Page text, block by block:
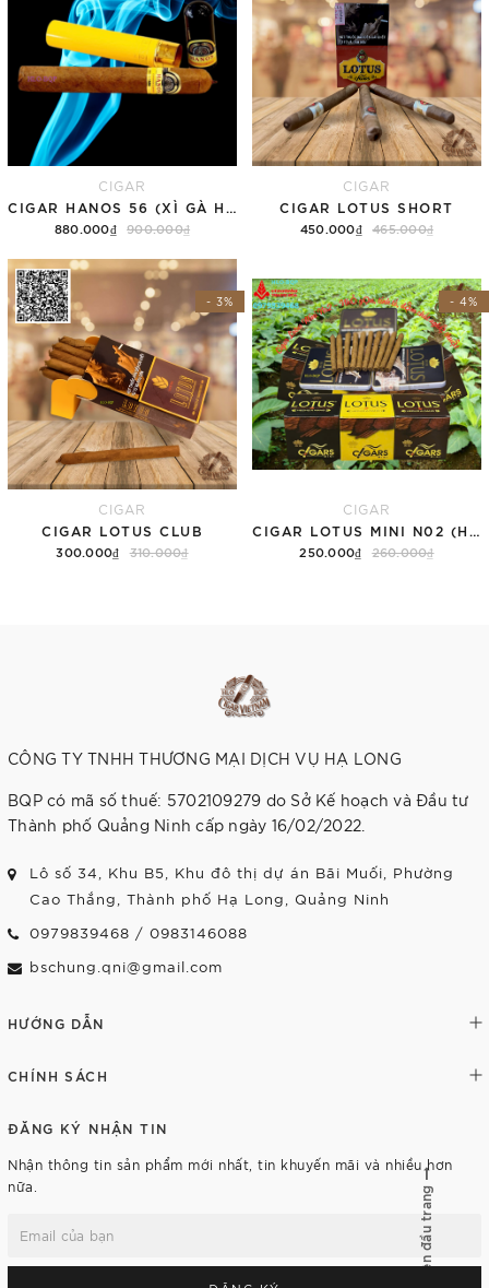
CIGAR
880.000₫ 900.000₫
Thêm vào giỏ hàng
CIGAR
CIGAR LOTUS SHORT
450.000₫ 465.000₫
- 3%
CIGAR
CIGAR LOTUS CLUB
300.000₫ 310.000₫
- 4%
CIGAR
250.000₫ 260.000₫
CÔNG TY TNHH THƯƠNG MẠI DỊCH VỤ HẠ LONG
BQP có mã số thuế: 5702109279 do Sở Kế hoạch và Đầu tư
Thành phố Quảng Ninh cấp ngày 16/02/2022.
Lô số 34, Khu B5, Khu đô thị dự án Bãi Muối, Phường
Cao Thắng, Thành phố Hạ Long, Quảng Ninh
0979839468 / 0983146088
bschung.qni@gmail.com
HƯỚNG DẪN
CHÍNH SÁCH
ĐĂNG KÝ NHẬN TIN
Nhận thông tin sản phẩm mới nhất, tin khuyến mãi và nhiều hơn
nữa.
Lên đầu trang